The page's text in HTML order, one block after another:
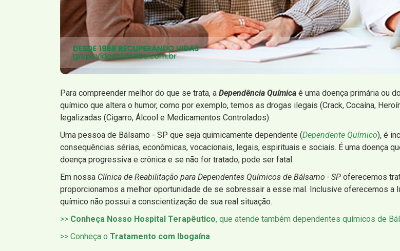
Para compreender melhor do que se trata, a Dependência Química é uma doença primária ou
químico que altera o humor, como por exemplo, temos as drogas ilegais (Crack, Cocaína,
legalizadas (Cigarro, Álcool e Medicamentos Controlados).
Uma pessoa de Bálsamo - SP que seja quimicamente dependente (Dependente Químico), é
consequências sérias, econômicas, vocacionais, legais, espirituais e sociais. É uma doença
doença progressiva e crônica e se não for tratado, pode ser fatal.
Em nossa Clínica de Reabilitação para Dependentes Químicos de Bálsamo - SP oferecemos
proporcionamos a melhor oportunidade de se sobressair a esse mal. Inclusive oferecemos a
químico não possui a conscientização de sua real situação.
>> Conheça Nosso Hospital Terapêutico, que atende também dependentes químicos de
>> Conheça o Tratamento com Ibogaína